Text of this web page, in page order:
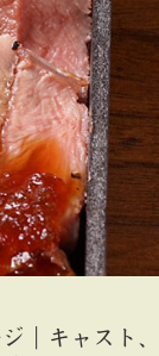
｜キャスト、